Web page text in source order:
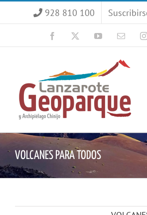
928 810 100
Facebook YouTubeCorreo
VOLCANES PARA TODOS